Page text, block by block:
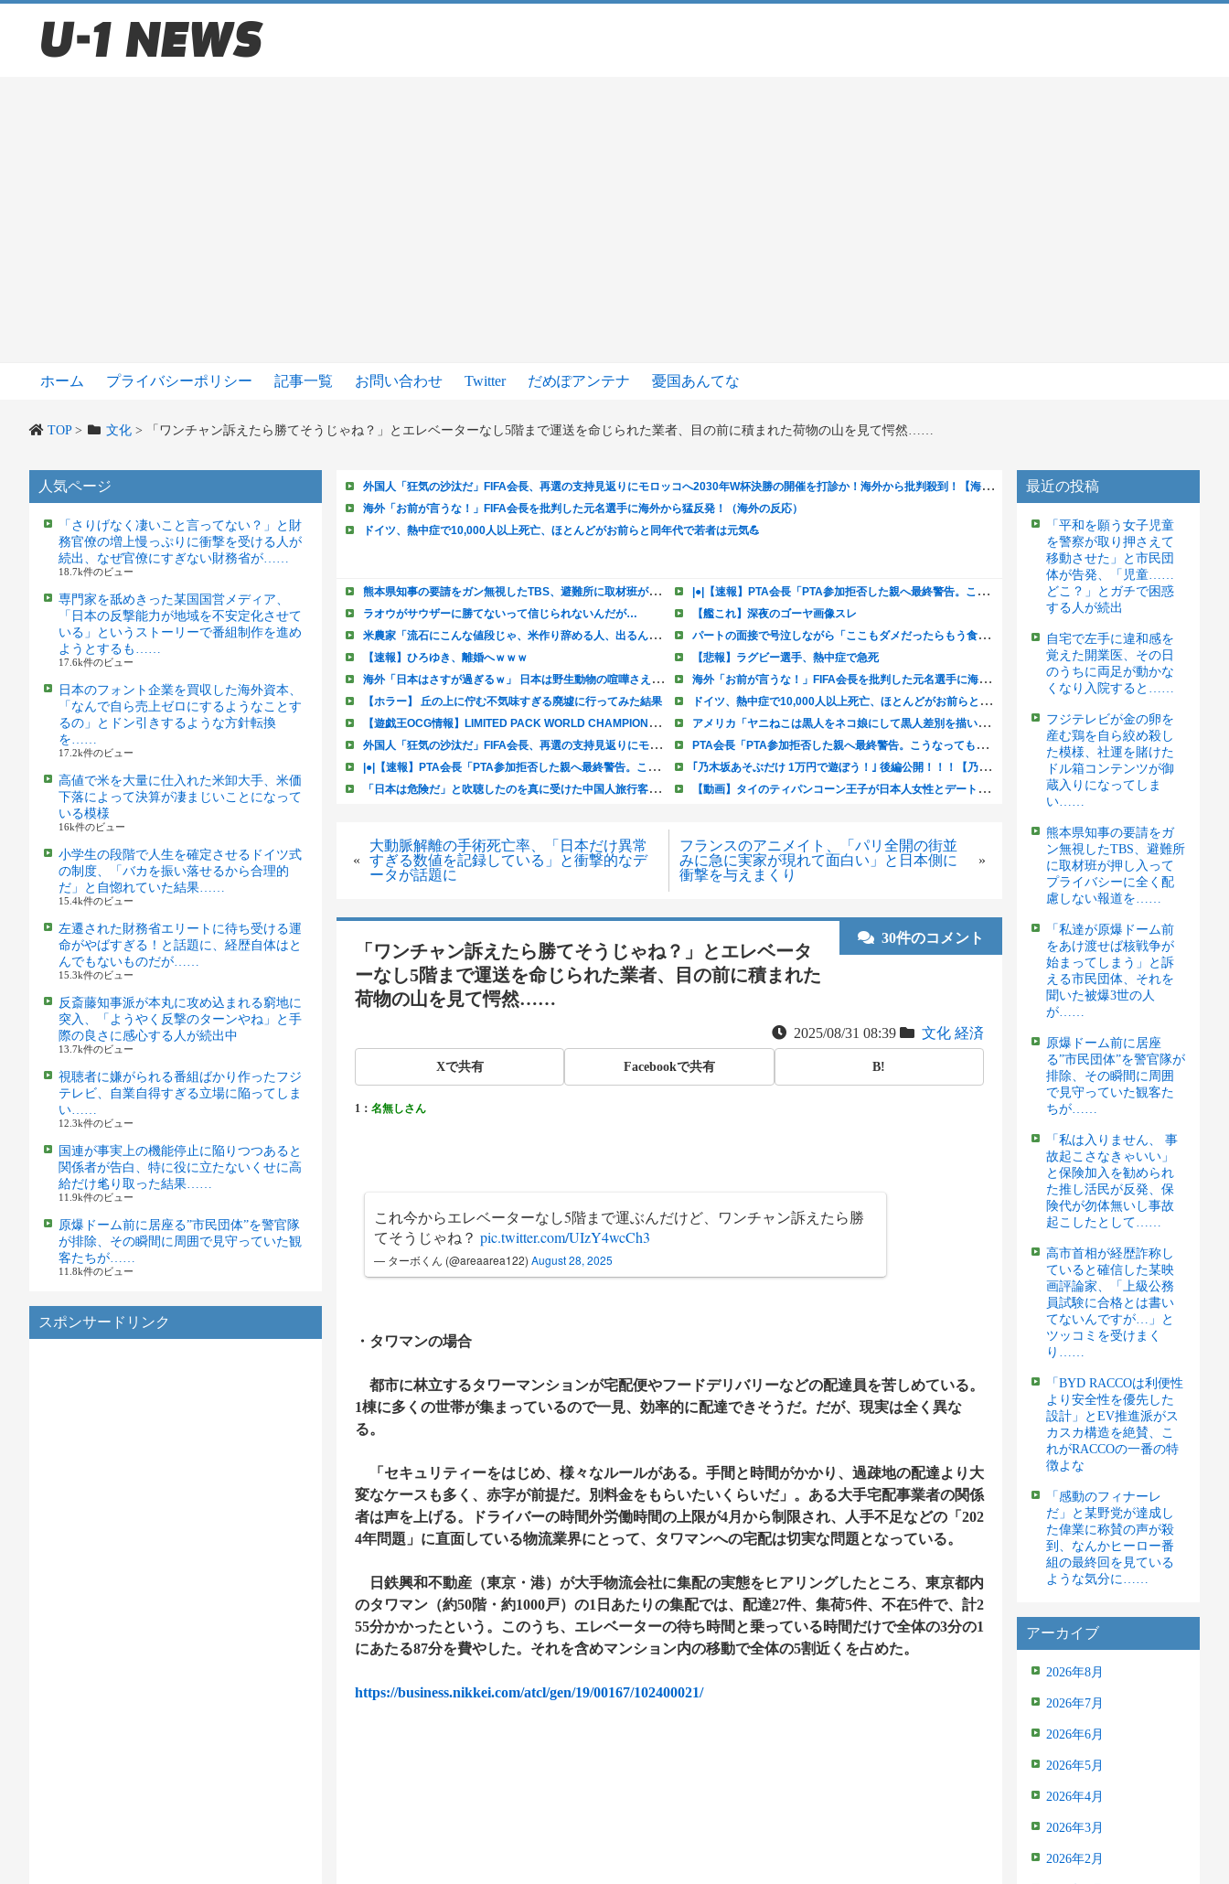
ホーム プライバシーポリシー 記事一覧 お問い合わせ Twitter だめぽアンテナ 憂国あんてな
TOP> 文化> 「ワンチャン訴えたら勝てそうじゃね？」とエレベーターなし5階まで運送を命じられた業者、目の前に積まれた荷物の山を見て愕然……
人気ページ
「さりげなく凄いこと言ってない？」と財
務官僚の増上慢っぷりに衝撃を受ける人が
続出、なぜ官僚にすぎない財務省が……
18.7k件のビュー
専門家を舐めきった某国国営メディア、
「日本の反撃能力が地域を不安定化させて
いる」というストーリーで番組制作を進め
ようとするも……
17.6k件のビュー
日本のフォント企業を買収した海外資本、
「なんで自ら売上ゼロにするようなことす
るの」とドン引きするような方針転換
を……
17.2k件のビュー
高値で米を大量に仕入れた米卸大手、米価
下落によって決算が凄まじいことになって
いる模様
16k件のビュー
小学生の段階で人生を確定させるドイツ式
の制度、「バカを振い落せるから合理的
だ」と自惚れていた結果……
15.4k件のビュー
左遷された財務省エリートに待ち受ける運
命がやばすぎる！と話題に、経歴自体はと
んでもないものだが……
15.3k件のビュー
反斎藤知事派が本丸に攻め込まれる窮地に
突入、「ようやく反撃のターンやね」と手
際の良さに感心する人が続出中
13.7k件のビュー
視聴者に嫌がられる番組ばかり作ったフジ
テレビ、自業自得すぎる立場に陥ってしま
い……
12.3k件のビュー
国連が事実上の機能停止に陥りつつあると
関係者が告白、特に役に立たないくせに高
給だけ毟り取った結果……
11.9k件のビュー
原爆ドーム前に居座る”市民団体”を警官隊
が排除、その瞬間に周囲で見守っていた観
客たちが……
11.8k件のビュー
スポンサードリンク
«
大動脈解離の手術死亡率、「日本だけ異常
すぎる数値を記録している」と衝撃的なデ
ータが話題に
フランスのアニメイト、「パリ全開の街並
みに急に実家が現れて面白い」と日本側に
衝撃を与えまくり
»
30件のコメント
「ワンチャン訴えたら勝てそうじゃね？」とエレベータ
ーなし5階まで運送を命じられた業者、目の前に積まれた
荷物の山を見て愕然……
2025/08/31 08:39 文化 経済
Xで共有 Facebookで共有 B!
1： 名無しさん
これ今からエレベーターなし5階まで運ぶんだけど、ワンチャン訴えたら勝
てそうじゃね？ pic.twitter.com/UIzY4wcCh3
— ターボくん (@areaarea122) August 28, 2025
・タワマンの場合
都市に林立するタワーマンションが宅配便やフードデリバリーなどの配達員を苦しめている。
1棟に多くの世帯が集まっているので一見、効率的に配達できそうだ。だが、現実は全く異な
る。
「セキュリティーをはじめ、様々なルールがある。手間と時間がかかり、過疎地の配達より大
変なケースも多く、赤字が前提だ。別料金をもらいたいくらいだ」。ある大手宅配事業者の関係
者は声を上げる。ドライバーの時間外労働時間の上限が4月から制限され、人手不足などの「202
4年問題」に直面している物流業界にとって、タワマンへの宅配は切実な問題となっている。
日鉄興和不動産（東京・港）が大手物流会社に集配の実態をヒアリングしたところ、東京都内
のタワマン（約50階・約1000戸）の1日あたりの集配では、配達27件、集荷5件、不在5件で、計2
55分かかったという。このうち、エレベーターの待ち時間と乗っている時間だけで全体の3分の1
にあたる87分を費やした。それを含めマンション内の移動で全体の5割近くを占めた。
https://business.nikkei.com/atcl/gen/19/00167/102400021/
最近の投稿
「平和を願う女子児童
を警察が取り押さえて
移動させた」と市民団
体が告発、「児童……
どこ？」とガチで困惑
する人が続出
自宅で左手に違和感を
覚えた開業医、その日
のうちに両足が動かな
くなり入院すると……
フジテレビが金の卵を
産む鶏を自ら絞め殺し
た模様、社運を賭けた
ドル箱コンテンツが御
蔵入りになってしま
い……
熊本県知事の要請をガ
ン無視したTBS、避難所
に取材班が押し入って
プライバシーに全く配
慮しない報道を……
「私達が原爆ドーム前
をあけ渡せば核戦争が
始まってしまう」と訴
える市民団体、それを
聞いた被爆3世の人
が……
原爆ドーム前に居座
る”市民団体”を警官隊が
排除、その瞬間に周囲
で見守っていた観客た
ちが……
「私は入りません、 事
故起こさなきゃいい」
と保険加入を勧められ
た推し活民が反発、保
険代が勿体無いし事故
起こしたとして……
高市首相が経歴詐称し
ていると確信した某映
画評論家、「上級公務
員試験に合格とは書い
てないんですが…」と
ツッコミを受けまく
り……
「BYD RACCOは利便性
より安全性を優先した
設計」とEV推進派がス
カスカ構造を絶賛、こ
れがRACCOの一番の特
徴よな
「感動のフィナーレ
だ」と某野党が達成し
た偉業に称賛の声が殺
到、なんかヒーロー番
組の最終回を見ている
ような気分に……
アーカイブ
2026年8月
2026年7月
2026年6月
2026年5月
2026年4月
2026年3月
2026年2月